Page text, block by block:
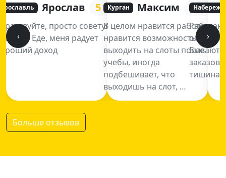
Ярославль Ярослав 5
просто советую
Яндекс Еде, меня радует
доход
Курган Максим 5
В целом нравится работа,
нравится возможность
выходить на слоты после
учебы, иногда
подбешивает, что
выходишь на слот, …
обычно
Бывают
заказов
тишина,
‹ ›
Больше отзывов